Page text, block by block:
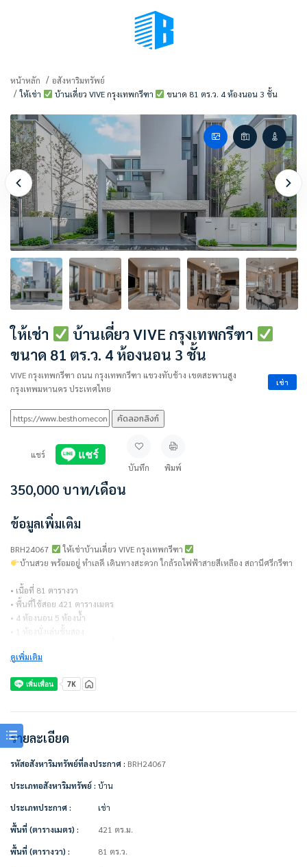
(เลือกมุมมอง)
หน้าหลัก
อสังหาริมทรัพย์
ให้เช่า
บ้านเดี่ยว VIVE กรุงเทพกรีฑา ขนาด 81 ตร.ว. 4 ห้องนอน 3 ชั้น
ให้เช่า
บ้านเดี่ยว VIVE กรุงเทพกรีฑา
ขนาด 81 ตร.ว. 4 ห้องนอน 3 ชั้น
VIVE กรุงเทพกรีฑา ถนน กรุงเทพกรีฑา แขวงทับช้าง เขตสะพานสูง
กรุงเทพมหานคร ประเทศไทย
เช่า
คัดลอกลิงก์
แชร์
บันทึก
พิมพ์
350,000 บาท/เดือน
ข้อมูลเพิ่มเติม
BRH24067
ให้เช่าบ้านเดี่ยว VIVE กรุงเทพกรีฑา
บ้านสวย พร้อมอยู่ ทำเลดี เดินทางสะดวก ใกล้รถไฟฟ้าสายสีเหลือง สถานีศรีกรีฑา
• เนื้อที่ 81 ตารางวา
• พื้นที่ใช้สอย 421 ตารางเมตร
• 4 ห้องนอน 5 ห้องน้ำ
• 1 ห้องนั่งเล่นชั้นสอง
• 1 ห้องแม่บ้าน
• จอดรถได้ 4 คัน
สัญญาเช่า 1 ปี = 350,000 บาท/เดือน (รวมส่วนกลางแล้ว)
ไม่รวมค่าน้ำ ค่าไฟ
ชำระเงินก่อนเข้าอยู่
– ค่าเช่าเดือนแรก 1 เดือน = 350,000 บาท
– รวมเป็นเงิน 1,050,000 บาท
===============
เฟอร์นิเจอร์ตามภาพ/ตกแต่งพร้อมอยู่
ดูเพิ่มเติม
รายละเอียด
รหัสอสังหาริมทรัพย์ที่ลงประกาศ : BRH24067
ประเภทอสังหาริมทรัพย์ : บ้าน
ประเภทประกาศ :
เช่า
พื้นที่ (ตารางเมตร) :
421 ตร.ม.
พื้นที่ (ตารางวา) :
81 ตร.ว.